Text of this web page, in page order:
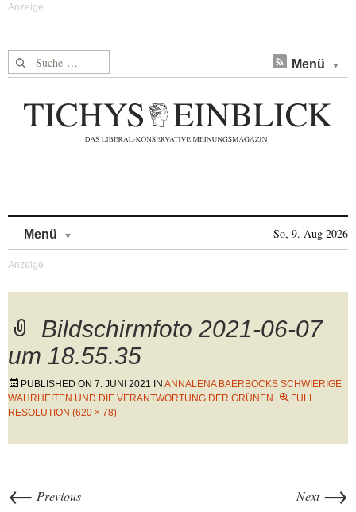
Suche nach: Menü
Menü So, 9. Aug 2026
Bildschirmfoto 2021-06-07
um 18.55.35
PUBLISHED ON 7. JUNI 2021 IN ANNALENA BAERBOCKS SCHWIERIGE
WAHRHEITEN UND DIE VERANTWORTUNG DER GRÜNEN
FULL
RESOLUTION (620 × 78)
← Previous Next →